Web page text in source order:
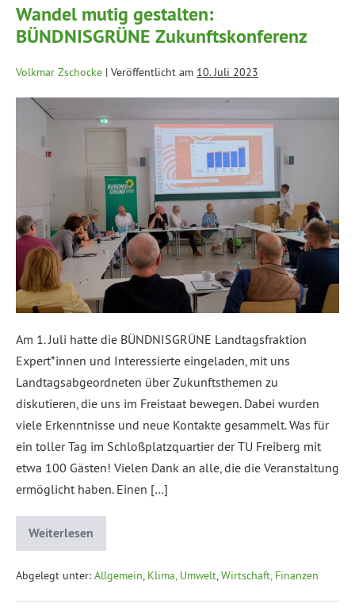
Wandel mutig gestalten:
BÜNDNISGRÜNE Zukunftskonferenz
Volkmar Zschocke | Veröffentlicht am 10. Juli 2023
Am 1. Juli hatte die BÜNDNISGRÜNE Landtagsfraktion
Expert*innen und Interessierte eingeladen, mit uns
Landtagsabgeordneten über Zukunftsthemen zu
diskutieren, die uns im Freistaat bewegen. Dabei wurden
viele Erkenntnisse und neue Kontakte gesammelt. Was für
ein toller Tag im Schloßplatzquartier der TU Freiberg mit
etwa 100 Gästen! Vielen Dank an alle, die die Veranstaltung
ermöglicht haben. Einen […]
Weiterlesen
Abgelegt unter: Allgemein, Klima, Umwelt,Wirtschaft, Finanzen